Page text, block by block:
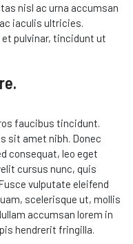
nisl ac urna accumsan
iaculis ultricies.
pulvinar, tincidunt ut
faucibus tincidunt.
sit amet nibh. Donec
consequat, leo eget
cursus nunc, quis
vulputate eleifend
scelerisque ut, mollis
accumsan lorem in
hendrerit fringilla.